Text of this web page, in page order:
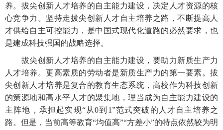
养。拔尖创新人才培养的自主能力建设，决定人才资源的核
心竞争力。坚持走拔尖创新人才自主培养之路，不断提高人
才供给自主可控能力，是中国式现代化道路的必然要求，也
是建成科技强国的战略选择。
拔尖创新人才培养的自主能力建设，要助力新质生产力
人才培养。更高素质的劳动者是新质生产力的第一要素。拔
尖创新人才培养是复合的教育生态系统，高校作为科技创新
的策源地和高水平人才的聚集地，理当成为自主能力建设的
主阵地，承担起实现“从0到1”范式突破的人才自主培养之
路。但是，当前高等教育“均值高”“方差小”的特点依然较为明